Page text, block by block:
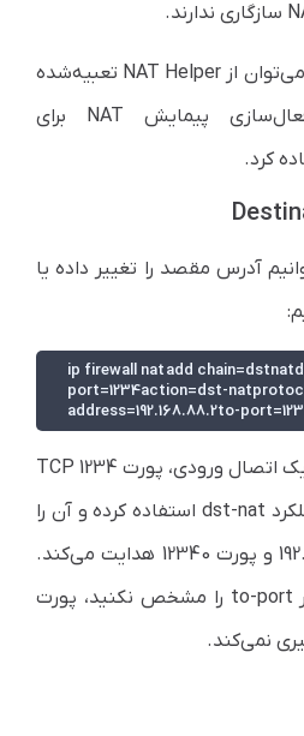
برای حل چنین مشکلاتی، می‌توان از NAT Helper تعبیه‌شده
در RouterOS برای فعال‌سازی پیمایش NAT برای
کرد.
آدرس مقصد را تغییر داده یا
/ip firewall nat add
port=1234action=dst-
address=192.168.88.2to-
با اجرای کد بالا، زمانی که یک اتصال ورودی، پورت TCP 1234
را درخواست می‌کند، از عملکرد dst-nat استفاده کرده و آن را
به آدرس محلی 192.168.88.2 و پورت 12340 هدایت می‌کند.
در‌صورتی که مقدار پارامتر to-port را مشخص نکنید، پورت
نمی‌کند.